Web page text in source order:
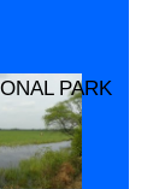
PARK